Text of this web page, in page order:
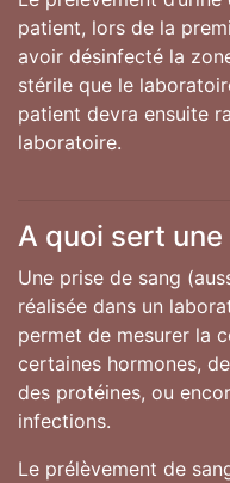
patient, lors de la
avoir désinfecté la
stérile que le
patient devra ensuite
laboratoire.
A quoi sert
Une prise de sang
réalisée dans un
permet de mesurer la
certaines hormones,
des protéines, ou
infections.
Le prélèvement de